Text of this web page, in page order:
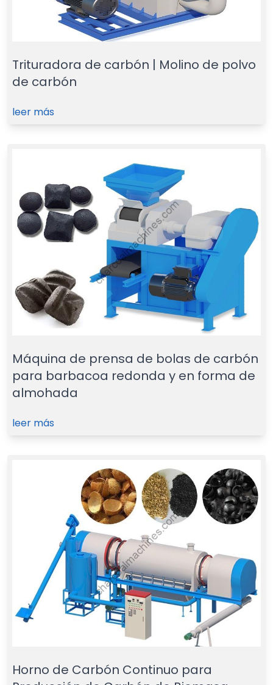
Trituradora de carbón | Molino de polvo
de carbón
leer más
Máquina de prensa de bolas de carbón
para barbacoa redonda y en forma de
almohada
leer más
Horno de Carbón Continuo para